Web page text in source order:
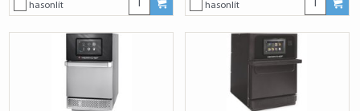
hasonlít hasonlít